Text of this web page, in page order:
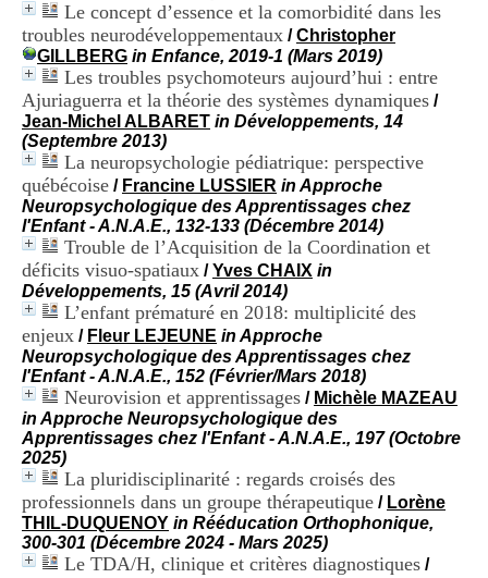
Le concept d’essence et la comorbidité dans les
troubles neurodéveloppementaux /Christopher
GILLBERG in Enfance, 2019-1 (Mars 2019)
Les troubles psychomoteurs aujourd’hui : entre
Ajuriaguerra et la théorie des systèmes dynamiques /
Jean-Michel ALBARET in Développements, 14
(Septembre 2013)
La neuropsychologie pédiatrique: perspective
québécoise / Francine LUSSIER in Approche
Neuropsychologique des Apprentissages chez
l'Enfant - A.N.A.E., 132-133 (Décembre 2014)
Trouble de l’Acquisition de la Coordination et
déficits visuo-spatiaux /Yves CHAIX in
Développements, 15 (Avril 2014)
L’enfant prématuré en 2018: multiplicité des
enjeux / Fleur LEJEUNE in Approche
Neuropsychologique des Apprentissages chez
l'Enfant - A.N.A.E., 152 (Février/Mars 2018)
Neurovision et apprentissages / Michèle MAZEAU
in Approche Neuropsychologique des
Apprentissages chez l'Enfant - A.N.A.E., 197 (Octobre
2025)
La pluridisciplinarité : regards croisés des
professionnels dans un groupe thérapeutique / Lorène
THIL-DUQUENOY in Rééducation Orthophonique,
300-301 (Décembre 2024 - Mars 2025)
Le TDA/H, clinique et critères diagnostiques /
n
t
a
t
i
o
d
u
C
R
A
R
h
ô
n
e
-
A
l
p
e
C
e
n
t
r
e